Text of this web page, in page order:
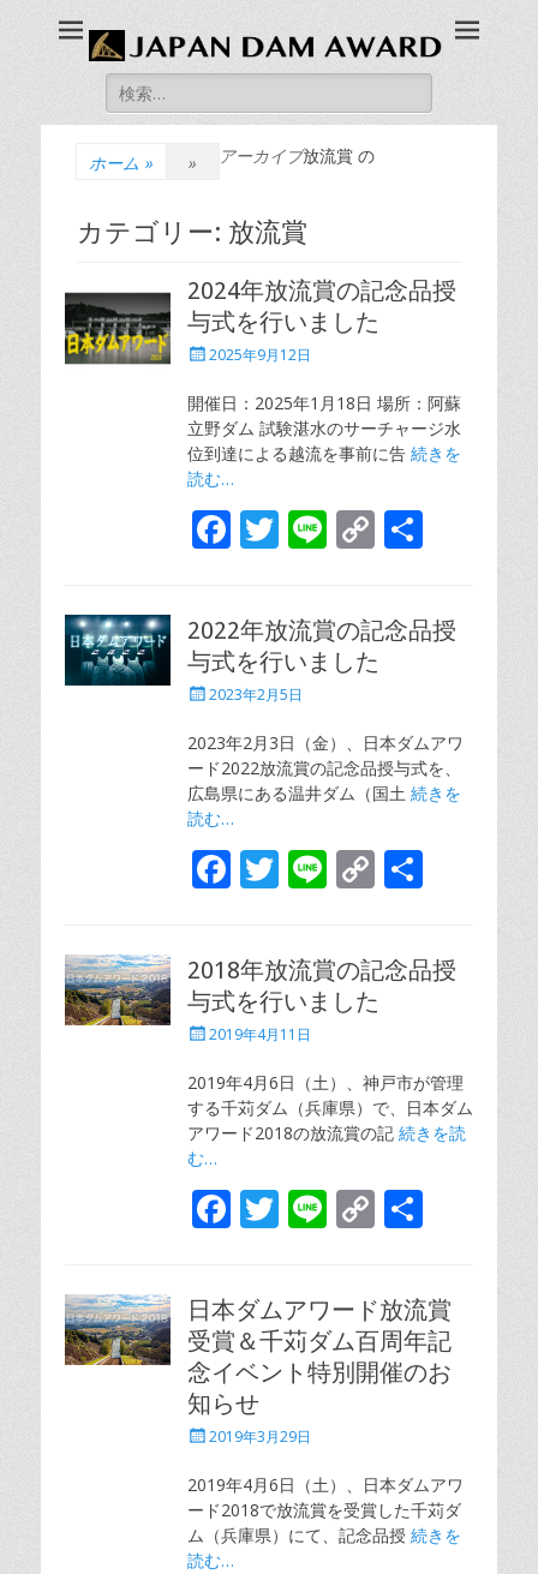
JAPAN DAM AWARD
ダムファンによる、ダム版アカデミー賞「日本ダムアワード」の公
式ホームページです。
検
索:
ホーム » » 放流賞 の
アーカイブ
カテゴリー: 放流賞
2024年放流賞の記念品授
与式を行いました
投
日
2025年9月12日
開催日：2025年1月18日 場所：阿蘇
立野ダム 試験湛水のサーチャージ水
位到達による越流を事前に告 続きを
読む…
F
e
b
o
k
T
itt
er
Li
e
C
p
y
Li
n
k
2022年放流賞の記念品授
与式を行いました
投
日
2023年2月5日
2023年2月3日（金）、日本ダムアワ
ード2022放流賞の記念品授与式を、
広島県にある温井ダム（国土 続きを
読む…
F
e
b
o
k
T
itt
er
Li
e
C
p
y
Li
k
2018年放流賞の記念品授
与式を行いました
投
日
2019年4月11日
2019年4月6日（土）、神戸市が管理
する千苅ダム（兵庫県）で、日本ダム
アワード2018の放流賞の記 続きを読
む…
F
b
o
o
k
T
er
Li C
p
y
Li
n
日本ダムアワード放流賞
受賞＆千苅ダム百周年記
念イベント特別開催のお
知らせ
投
日
2019年3月29日
2019年4月6日（土）、日本ダムアワ
ード2018で放流賞を受賞した千苅ダ
ム（兵庫県）にて、記念品授 続きを
読む…